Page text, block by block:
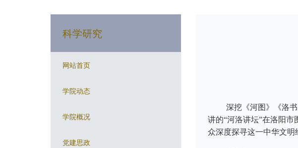
科学研究
网站首页
学院动态
学院概况
党建思政
深挖《河图》《洛
讲的“河洛讲坛”在洛阳
众深度探寻这一中华文明